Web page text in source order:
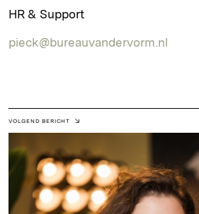
HR & Support
pieck@bureauvandervorm.nl
VOLGEND BERICHT